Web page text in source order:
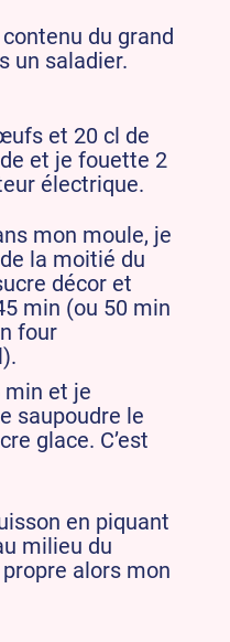
du grand
un saladier.
et 20 cl de
et je fouette 2
électrique.
mon moule, je
la moitié du
décor et
min (ou 50 min
four
min et je
saupoudre le
glace. C’est
en piquant
milieu du
alors mon